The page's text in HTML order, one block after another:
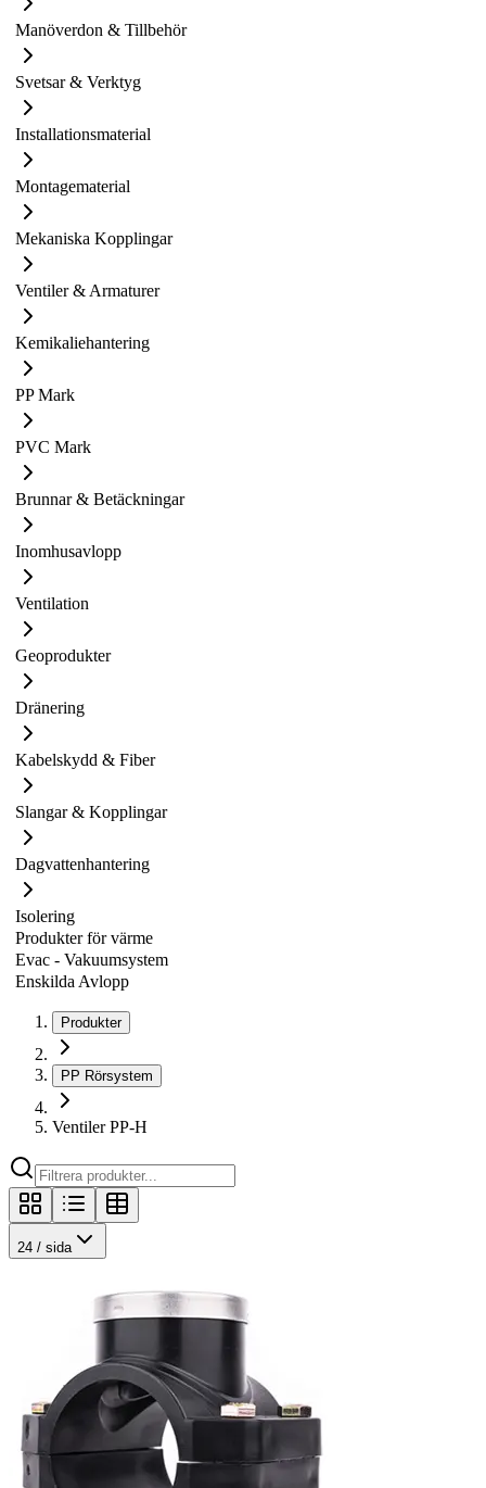
Manöverdon & Tillbehör
Svetsar & Verktyg
Installationsmaterial
Montagematerial
Mekaniska Kopplingar
Ventiler & Armaturer
Kemikaliehantering
PP Mark
PVC Mark
Brunnar & Betäckningar
Inomhusavlopp
Ventilation
Geoprodukter
Dränering
Kabelskydd & Fiber
Slangar & Kopplingar
Dagvattenhantering
Isolering
Produkter för värme
Evac - Vakuumsystem
Enskilda Avlopp
Produkter
PP Rörsystem
Ventiler PP-H
24 / sida